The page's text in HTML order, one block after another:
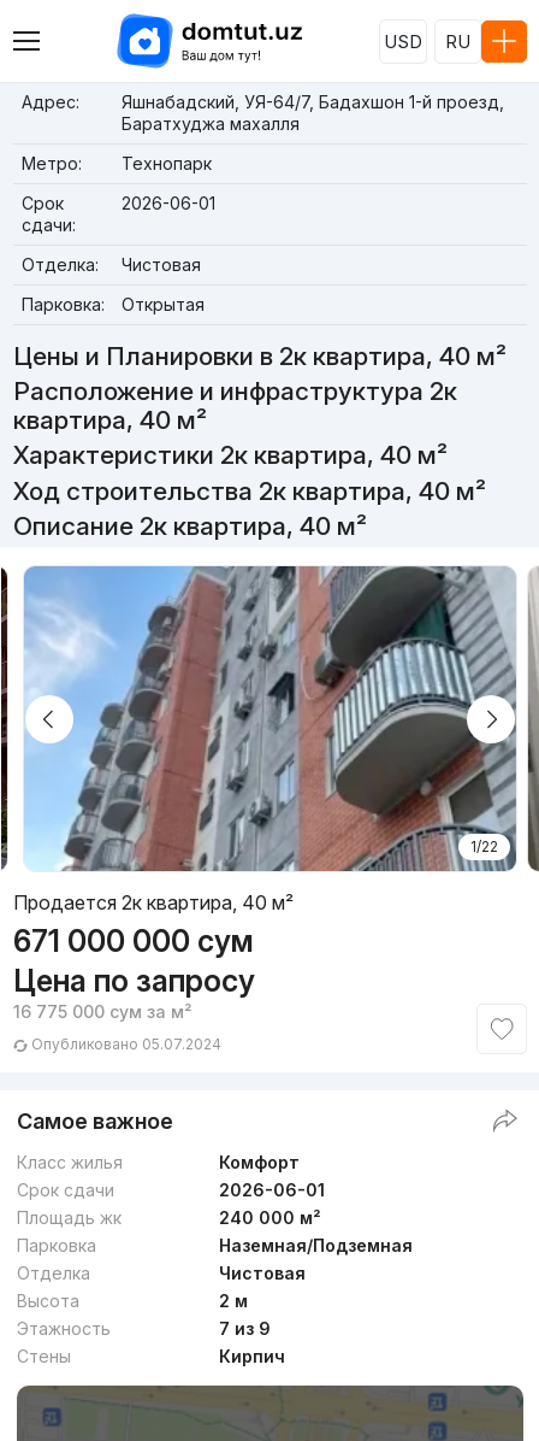
USD RU
Адрес:
Яшнабадский, УЯ-64/7, Бадахшон 1-й проезд,
Баратхуджа махалля
Метро:
Технопарк
Срок
сдачи:
2026-06-01
Отделка:
Чистовая
Парковка:
Открытая
Цены и Планировки в 2к квартира, 40 м²
Расположение и инфраструктура 2к
квартира, 40 м²
Характеристики 2к квартира, 40 м²
Ход строительства 2к квартира, 40 м²
Описание 2к квартира, 40 м²
1/22
Продается 2к квартира, 40 м²
671 000 000 сум
Цена по запросу
16 775 000 сум за м²
Опубликовано 05.07.2024
Самое важное
Класс жилья
Комфорт
Срок сдачи
2026-06-01
Площадь жк
240 000 м²
Парковка
Наземная/Подземная
Отделка
Чистовая
Высота
2 м
Этажность
7 из 9
Стены
Кирпич